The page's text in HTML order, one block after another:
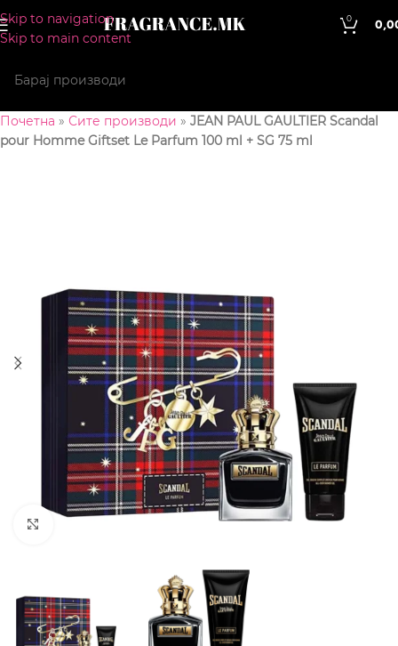
Skip to navigation
Skip to main content
0
Почетна » Сите производи » JEAN PAUL GAULTIER Scandal
pour Homme Giftset Le Parfum 100 ml + SG 75 ml